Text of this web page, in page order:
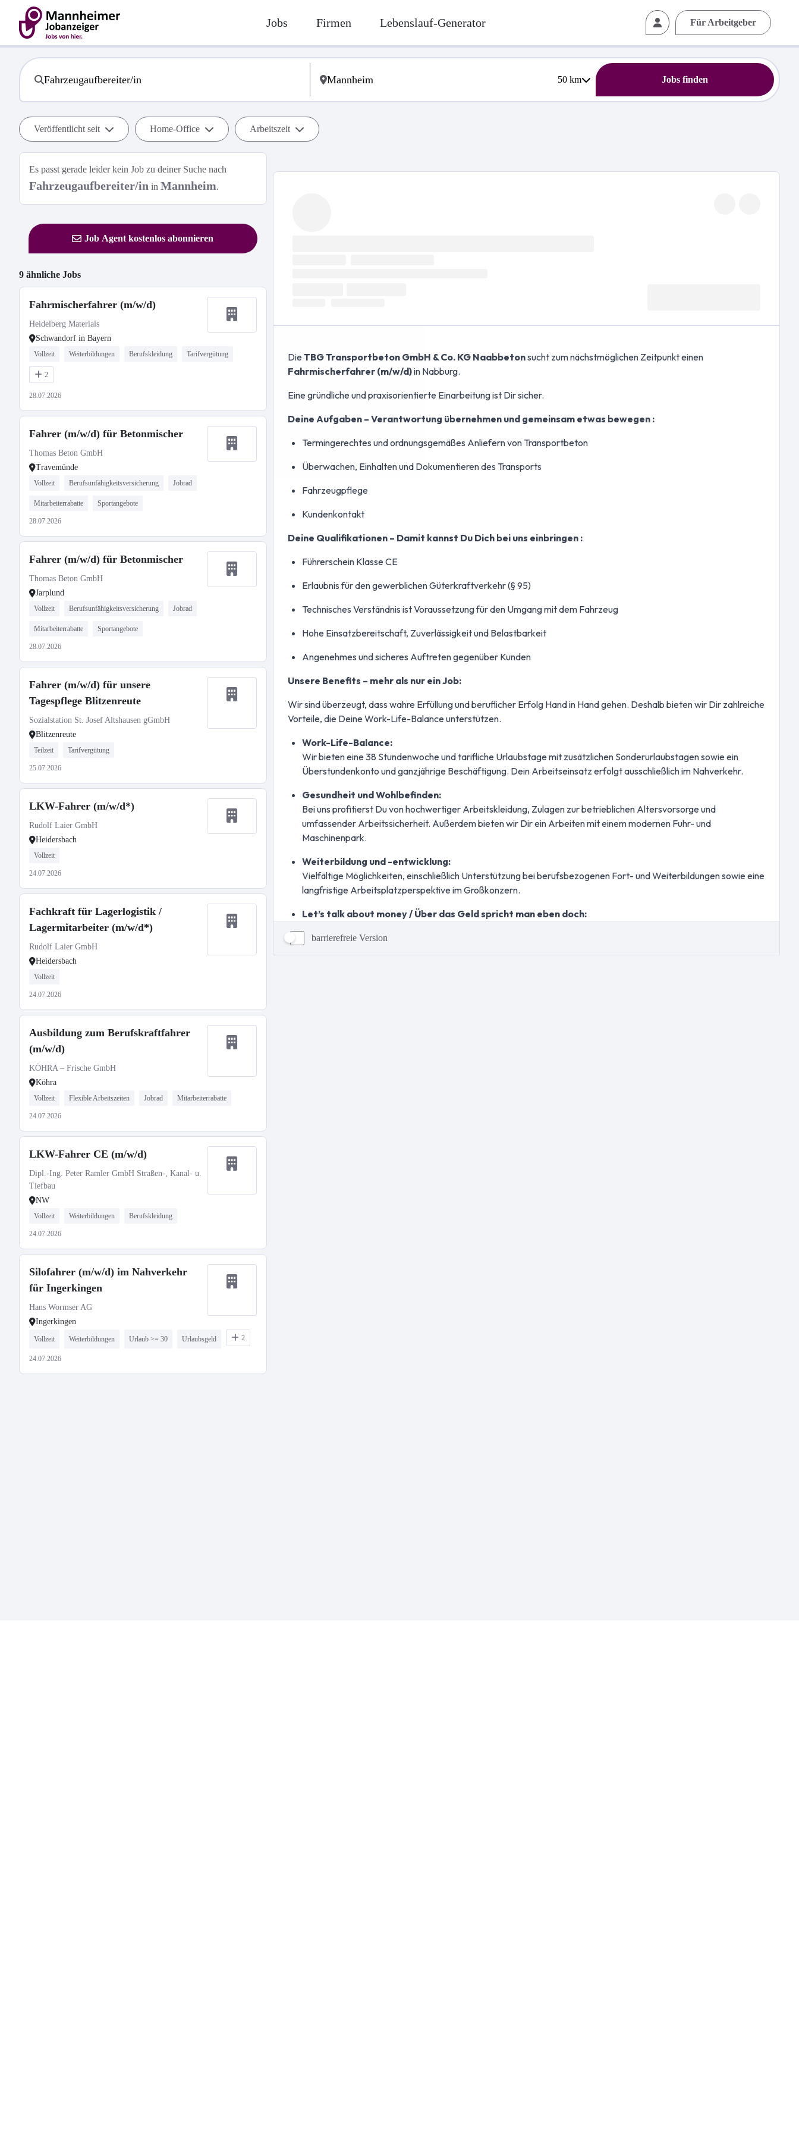
Jobs Firmen Lebenslauf-Generator Für Arbeitgeber
50km Jobs finden
Veröffentlicht seit Home-Office Arbeitszeit
Es passt gerade leider kein Job zu deiner Suche nach
Fahrzeugaufbereiter/in in Mannheim.
Job Agent kostenlos abonnieren
9 ähnliche Jobs
Fahrmischerfahrer (m/w/d)
Heidelberg Materials
Schwandorf in Bayern
Vollzeit Weiterbildungen Berufskleidung Tarifvergütung
2
28.07.2026
Fahrer (m/w/d) für Betonmischer
Thomas Beton GmbH
Travemünde
Vollzeit Berufsunfähigkeitsversicherung Jobrad
Mitarbeiterrabatte Sportangebote
28.07.2026
Fahrer (m/w/d) für Betonmischer
Thomas Beton GmbH
Jarplund
Vollzeit Berufsunfähigkeitsversicherung Jobrad
Mitarbeiterrabatte Sportangebote
28.07.2026
Fahrer (m/w/d) für unsere
Tagespflege Blitzenreute
Sozialstation St. Josef Altshausen gGmbH
Blitzenreute
Teilzeit Tarifvergütung
25.07.2026
LKW-Fahrer (m/w/d*)
Rudolf Laier GmbH
Heidersbach
Vollzeit
24.07.2026
Fachkraft für Lagerlogistik /
Lagermitarbeiter (m/w/d*)
Rudolf Laier GmbH
Heidersbach
Vollzeit
24.07.2026
Ausbildung zum Berufskraftfahrer
(m/w/d)
KÖHRA – Frische GmbH
Köhra
Vollzeit Flexible Arbeitszeiten Jobrad Mitarbeiterrabatte
24.07.2026
LKW-Fahrer CE (m/w/d)
Dipl.-Ing. Peter Ramler GmbH Straßen-, Kanal- u.
Tiefbau
NW
Vollzeit Weiterbildungen Berufskleidung
24.07.2026
Silofahrer (m/w/d) im Nahverkehr
für Ingerkingen
Hans Wormser AG
Ingerkingen
Vollzeit Weiterbildungen Urlaub >= 30 Urlaubsgeld 2
24.07.2026
barrierefreie Version